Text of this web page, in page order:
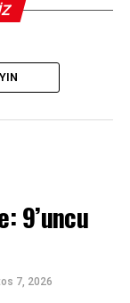
9’uncu
7, 2026